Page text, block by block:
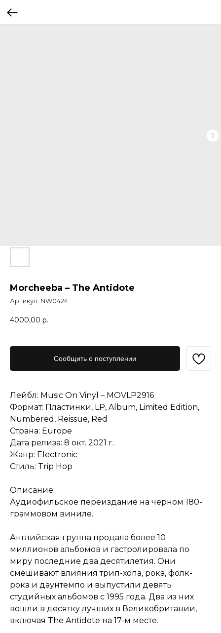
Morcheeba – The Antidote
Артикул: NW0424
4000,00 р.
Сообщить о поступлении
Лейбл: Music On Vinyl – MOVLP2916
Формат: Пластинки, LP, Album, Limited Edition,
Numbered, Reissue, Red
Страна: Europe
Дата релиза: 8 окт. 2021 г.
Жанр: Electronic
Стиль: Trip Hop
Описание:
Аудиофильское переиздание на черном 180-
граммовом виниле.
Английская группа продала более 10
миллионов альбомов и гастролировала по
миру последние два десятилетия. Они
смешивают влияния трип-хопа, рока, фолк-
рока и даунтемпо и выпустили девять
студийных альбомов с 1995 года. Два из них
вошли в десятку лучших в Великобритании,
включая The Antidote на 17-м месте.